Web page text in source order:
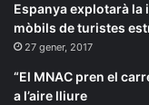
Espanya explotarà
mòbils de turistes
27 gener, 2017
“El MNAC pren el
a l’aire lliure